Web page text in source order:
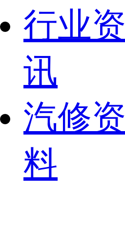
行业资
讯
汽修资
料